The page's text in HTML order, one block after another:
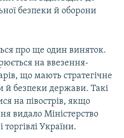
безпеки й оборони
про ще один виняток.
на ввезення-
що мають стратегічне
й безпеки держави. Такі
на півострів, якщо
видало Міністерство
України.